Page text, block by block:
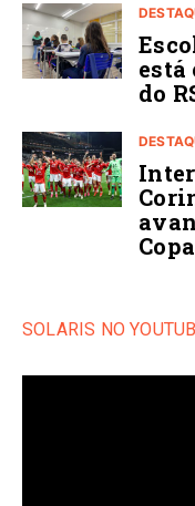
está
do
SOLARIS NO